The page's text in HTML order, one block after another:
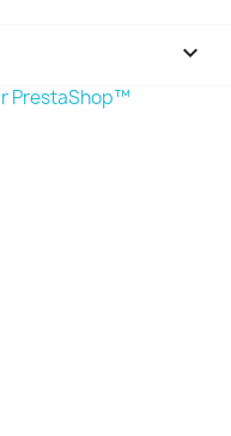
keyboard_arrow_down
PrestaShop™